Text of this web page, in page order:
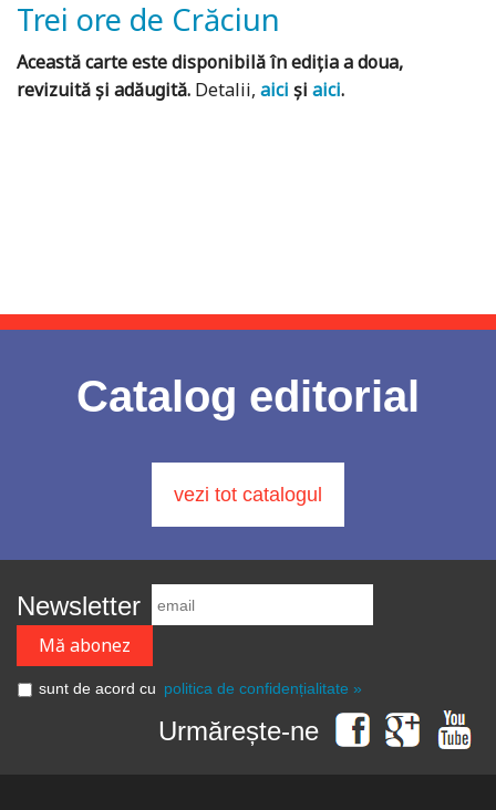
Trei ore de Crăciun
Această carte este disponibilă în ediția a doua,
revizuită și adăugită. Detalii, aici și aici.
Catalog editorial
vezi tot catalogul
Newsletter
sunt de acord cu politica de confidențialitate »
Urmărește-ne